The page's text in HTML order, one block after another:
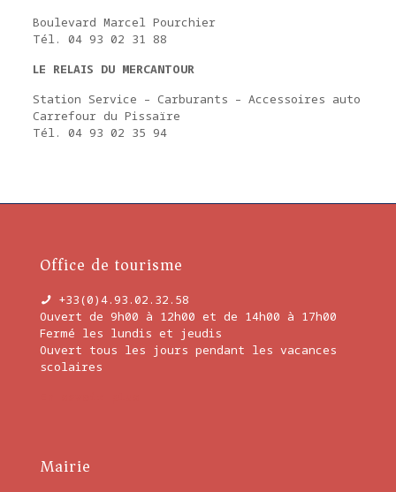
Boulevard Marcel Pourchier
Tél. 04 93 02 31 88
LE RELAIS DU MERCANTOUR
Station Service – Carburants – Accessoires auto
Carrefour du Pissaïre
Tél. 04 93 02 35 94
Office de tourisme
+33(0)4.93.02.32.58
Ouvert de 9h00 à 12h00 et de 14h00 à 17h00
Fermé les lundis et jeudis
Ouvert tous les jours pendant les vacances
scolaires
Mairie